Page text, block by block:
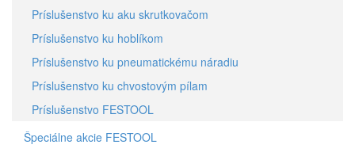
Príslušenstvo ku aku skrutkovačom
Príslušenstvo ku hoblíkom
Príslušenstvo ku pneumatickému náradiu
Príslušenstvo ku chvostovým pílam
Príslušenstvo FESTOOL
Špeciálne akcie FESTOOL